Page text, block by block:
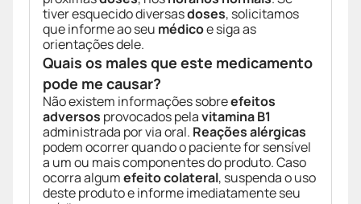
tiver esquecido diversasdoses, solicitamos
que informe ao seu médicoe siga as
orientações dele.
Quais os males que este medicamento
pode me causar?
Não existem informações sobreefeitos
adversos provocados pelavitamina B1
administrada por via oral. Reações alérgicas
podem ocorrer quando o paciente for sensível
a um ou mais componentes do produto. Caso
ocorra algumefeito colateral, suspenda o uso
deste produto e informe imediatamente seu